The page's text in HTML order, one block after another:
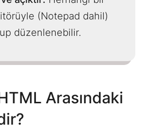
(Notepad dahil)
düzenlenebilir.
Arasındaki